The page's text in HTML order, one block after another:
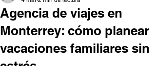
Agencia de viajes en
Monterrey: cómo planear
vacaciones familiares sin